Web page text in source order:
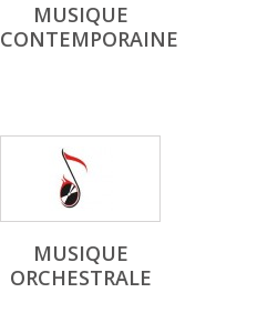
MUSIQUE
CONTEMPORAINE
MUSIQUE
ORCHESTRALE